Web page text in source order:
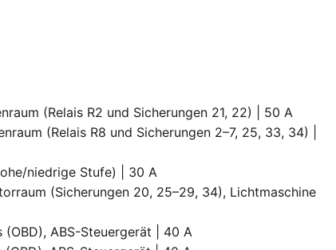
(Relais R2 und Sicherungen 21, 22) | 50 A
(Relais R8 und Sicherungen 2–7, 25, 33, 34) |
niedrige Stufe) | 30 A
(Sicherungen 20, 25–29, 34), Lichtmaschine
(OBD), ABS-Steuergerät | 40 A